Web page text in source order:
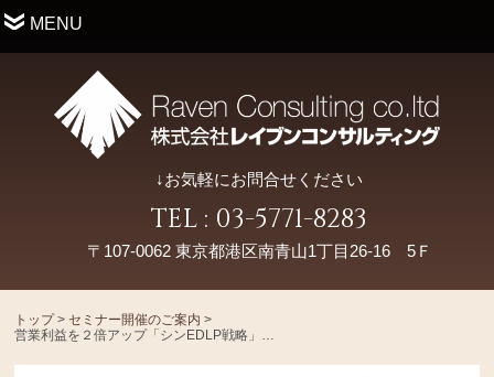
MENU
↓お気軽にお問合せください
TEL : 03-5771-8283
〒107-0062 東京都港区南青山1丁目26-16 5Ｆ
トップ> セミナー開催のご案内 >